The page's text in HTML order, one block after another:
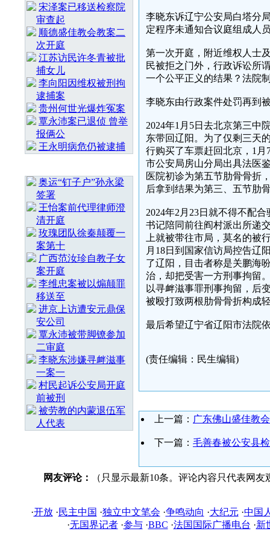
宋泽案已移送检察院
审查起
顺德盛佳教会教案二
次开庭
江苏访民许冬青被批
捕女儿
李向阳因维权被刑拘
逮捕案
贵州何世光爆炸冤案
覃永沛案已退侦 曾举
报俩公
王永明病危仍被逮捕
奥运“钉子户”孙永梁
签署
王怡案前代理律师澄
清开庭
玫瑰团队徐秦颠覆一
案第十
广西范汝珍自教子女
案开庭
李维忠案被以煽颠罪
移送至
进京上访遭安元鼎保
安公司
覃永沛被带脚镣参加
二审庭
李晓东涉嫌寻衅滋事
一案一
村民起诉公安局开庭
前被刑
被劳教的内蒙退伍军
人代表
李晓东诉辽宁公安局白塔分
定程序未通知合议庭组成人
第一次开庭，附近维权人士
民被拒之门外，行政诉讼所
一个公平正义的结果？法院
李晓东由行政案件处罚再到
2024年1月5日去北京第三中
东带回辽阳。为了仅剩三天
行购买了车票赶回北京，1
市公安局房山分局出具法医
医院初诊为第五节肋骨骨折
后拿到结果为第三、五节肋
2024年2月23日就不得不配
书记陪同前往阎村派出所递
上就被带往市局，莫名的被
月18日到国家信访局控告辽
了辽阳，目击者称是关鹏海
治，却把受害一方刑事拘留
以寻衅滋事罪刑事拘留，后
被殴打致两根肋骨骨折构成
最后希望辽宁省辽阳市法院
(责任编辑：民生编辑)
上一篇： 广东佛山盛佳教
下一篇： 毛善春被公安县
网友评论： （只显示最新10条。评论内容只代表网
·开放·民主中国 ·独立中文笔会 ·争鸣动向 ·大纪元 ·中国
·无国界记者·参与·BBC ·法国国际广播电台 ·新